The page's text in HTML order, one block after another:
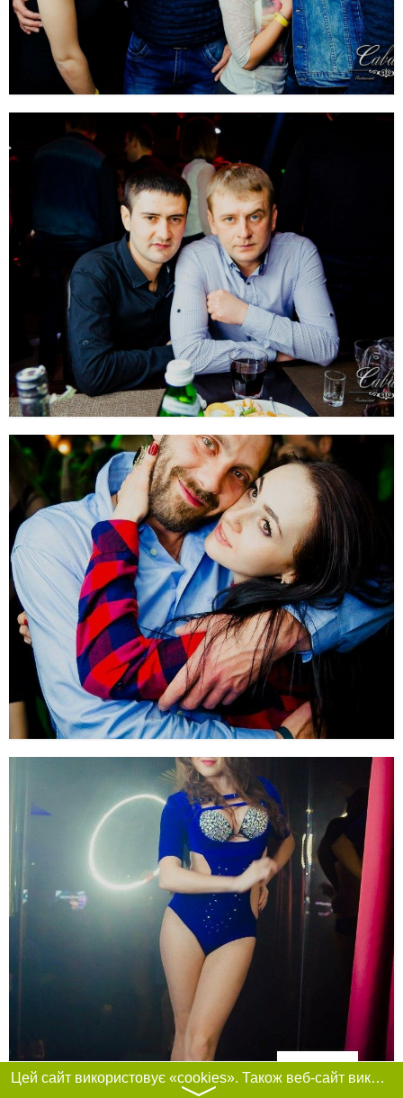
Фільтри
Цей сайт використовує «cookies». Також веб-сайт використовує інтернет-сервіс для збору технічних даних стосовно відвідувачів з метою отримання маркетингової та статистичної інформації. Умови обробки даних відвідувачів сайту див.
〉